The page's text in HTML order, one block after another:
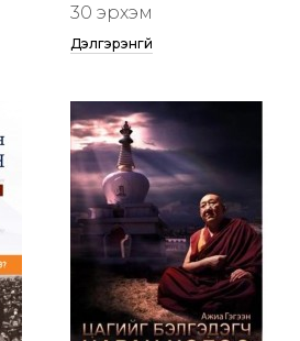
30 эрхэм
Дэлгэрэнгүй